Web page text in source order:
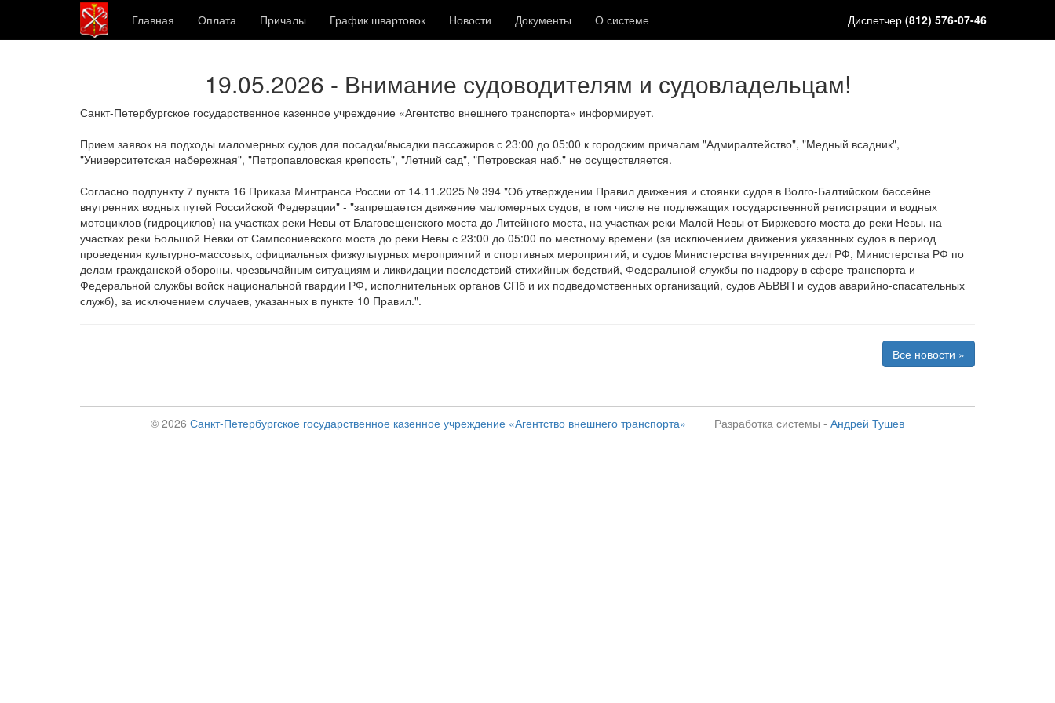
Главная Оплата Причалы График швартовок Новости Документы О системе Диспетчер (812) 576-07-46
19.05.2026 - Внимание судоводителям и судовладельцам!
Санкт-Петербургское государственное казенное учреждение «Агентство внешнего транспорта» информирует.
Прием заявок на подходы маломерных судов для посадки/высадки пассажиров с 23:00 до 05:00 к городским причалам "Адмиралтейство", "Медный всадник",
"Университетская набережная", "Петропавловская крепость", "Летний сад", "Петровская наб." не осуществляется.
Согласно подпункту 7 пункта 16 Приказа Минтранса России от 14.11.2025 № 394 "Об утверждении Правил движения и стоянки судов в Волго-Балтийском бассейне
внутренних водных путей Российской Федерации" - "запрещается движение маломерных судов, в том числе не подлежащих государственной регистрации и водных
мотоциклов (гидроциклов) на участках реки Невы от Благовещенского моста до Литейного моста, на участках реки Малой Невы от Биржевого моста до реки Невы, на
участках реки Большой Невки от Сампсониевского моста до реки Невы с 23:00 до 05:00 по местному времени (за исключением движения указанных судов в период
проведения культурно-массовых, официальных физкультурных мероприятий и спортивных мероприятий, и судов Министерства внутренних дел РФ, Министерства РФ по
делам гражданской обороны, чрезвычайным ситуациям и ликвидации последствий стихийных бедствий, Федеральной службы по надзору в сфере транспорта и
Федеральной службы войск национальной гвардии РФ, исполнительных органов СПб и их подведомственных организаций, судов АБВВП и судов аварийно-спасательных
служб), за исключением случаев, указанных в пункте 10 Правил.".
Все новости »
© 2026 Санкт-Петербургское государственное казенное учреждение «Агентство внешнего транспорта» Разработка системы - Андрей Тушев